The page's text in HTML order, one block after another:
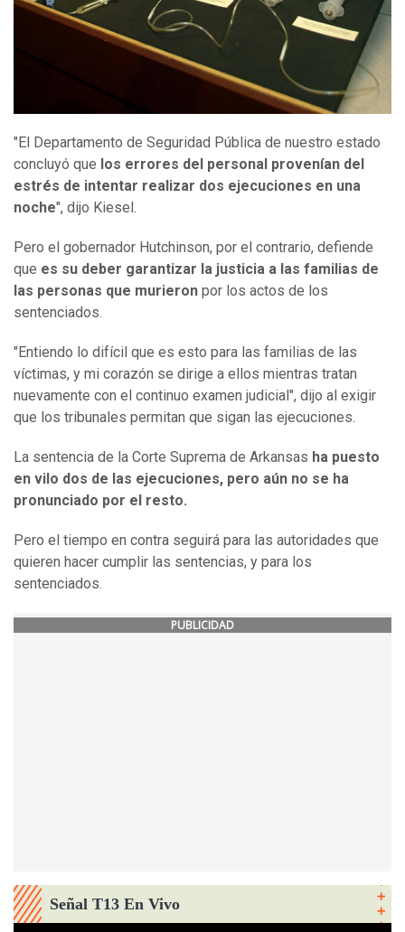
"El Departamento de Seguridad Pública de nuestro estado
concluyó que los errores del personal provenían del
estrés de intentar realizar dos ejecuciones en una
noche", dijo Kiesel.
Pero el gobernador Hutchinson, por el contrario, defiende
que es su deber garantizar la justicia a las familias de
las personas que murieron por los actos de los
sentenciados.
"Entiendo lo difícil que es esto para las familias de las
víctimas, y mi corazón se dirige a ellos mientras tratan
nuevamente con el continuo examen judicial", dijo al exigir
que los tribunales permitan que sigan las ejecuciones.
La sentencia de la Corte Suprema de Arkansas ha puesto
en vilo dos de las ejecuciones, pero aún no se ha
pronunciado por el resto.
Pero el tiempo en contra seguirá para las autoridades que
quieren hacer cumplir las sentencias, y para los
sentenciados.
PUBLICIDAD
Señal T13 En Vivo